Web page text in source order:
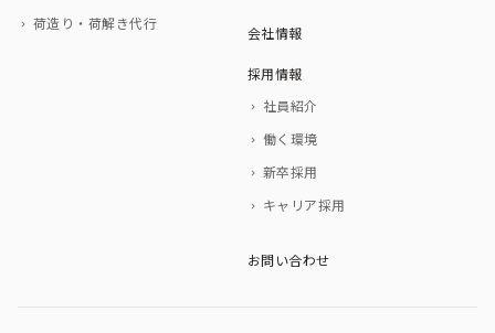
荷造り・荷解き代行
会社情報
採用情報
社員紹介
働く環境
新卒採用
キャリア採用
お問い合わせ